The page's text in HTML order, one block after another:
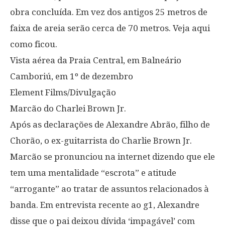
obra concluída. Em vez dos antigos 25 metros de
faixa de areia serão cerca de 70 metros. Veja aqui
como ficou.
Vista aérea da Praia Central, em Balneário
Camboriú, em 1º de dezembro
Element Films/Divulgação
Marcão do Charlei Brown Jr.
Após as declarações de Alexandre Abrão, filho de
Chorão, o ex-guitarrista do Charlie Brown Jr.
Marcão se pronunciou na internet dizendo que ele
tem uma mentalidade “escrota” e atitude
“arrogante” ao tratar de assuntos relacionados à
banda. Em entrevista recente ao g1, Alexandre
disse que o pai deixou dívida ‘impagável’ com